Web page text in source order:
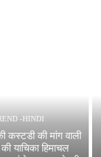
-HINDI
कस्टडी की मांग वाली
याचिका हिमाचल